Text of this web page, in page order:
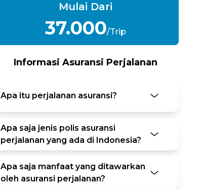
Mulai Dari
37.000/Trip
Informasi Asuransi Perjalanan
Apa itu perjalanan asuransi?
Apa saja jenis polis asuransi
perjalanan yang ada di Indonesia?
Apa saja manfaat yang ditawarkan
oleh asuransi perjalanan?